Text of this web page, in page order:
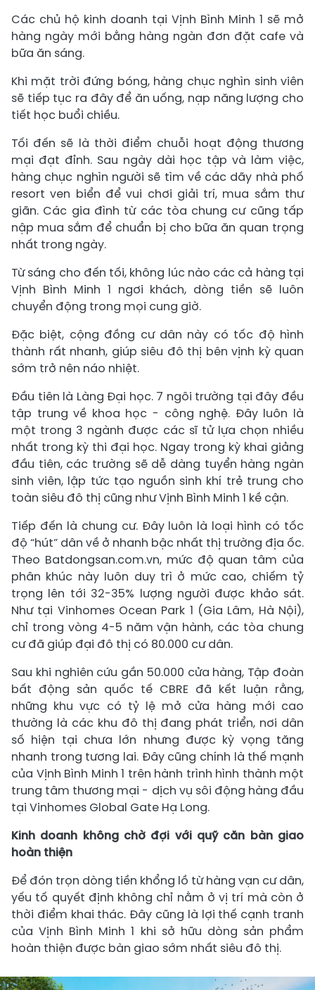
Các chủ hộ kinh doanh tại Vịnh Bình Minh 1 sẽ mở
hàng ngày mới bằng hàng ngàn đơn đặt cafe và
bữa ăn sáng.
Khi mặt trời đứng bóng, hàng chục nghìn sinh viên
sẽ tiếp tục ra đây để ăn uống, nạp năng lượng cho
tiết học buổi chiều.
Tối đến sẽ là thời điểm chuỗi hoạt động thương
mại đạt đỉnh. Sau ngày dài học tập và làm việc,
hàng chục nghìn người sẽ tìm về các dãy nhà phố
resort ven biển để vui chơi giải trí, mua sắm thư
giãn. Các gia đình từ các tòa chung cư cũng tấp
nập mua sắm để chuẩn bị cho bữa ăn quan trọng
nhất trong ngày.
Từ sáng cho đến tối, không lúc nào các cả hàng tại
Vịnh Bình Minh 1 ngơi khách, dòng tiền sẽ luôn
chuyển động trong mọi cung giờ.
Đặc biệt, cộng đồng cư dân này có tốc độ hình
thành rất nhanh, giúp siêu đô thị bên vịnh kỳ quan
sớm trở nên náo nhiệt.
Đầu tiên là Làng Đại học. 7 ngôi trường tại đây đều
tập trung về khoa học - công nghệ. Đây luôn là
một trong 3 ngành được các sĩ tử lựa chọn nhiều
nhất trong kỳ thi đại học. Ngay trong kỳ khai giảng
đầu tiên, các trường sẽ dễ dàng tuyển hàng ngàn
sinh viên, lập tức tạo nguồn sinh khí trẻ trung cho
toàn siêu đô thị cũng như Vịnh Bình Minh 1 kề cận.
Tiếp đến là chung cư. Đây luôn là loại hình có tốc
độ “hút” dân về ở nhanh bậc nhất thị trường địa ốc.
Theo Batdongsan.com.vn, mức độ quan tâm của
phân khúc này luôn duy trì ở mức cao, chiếm tỷ
trọng lên tới 32-35% lượng người được khảo sát.
Như tại Vinhomes Ocean Park 1 (Gia Lâm, Hà Nội),
chỉ trong vòng 4-5 năm vận hành, các tòa chung
cư đã giúp đại đô thị có 80.000 cư dân.
Sau khi nghiên cứu gần 50.000 cửa hàng, Tập đoàn
bất động sản quốc tế CBRE đã kết luận rằng,
những khu vực có tỷ lệ mở cửa hàng mới cao
thường là các khu đô thị đang phát triển, nơi dân
số hiện tại chưa lớn nhưng được kỳ vọng tăng
nhanh trong tương lai. Đây cũng chính là thế mạnh
của Vịnh Bình Minh 1 trên hành trình hình thành một
trung tâm thương mại - dịch vụ sôi động hàng đầu
tại Vinhomes Global Gate Hạ Long.
Kinh doanh không chờ đợi với quỹ căn bàn giao
hoàn thiện
Để đón trọn dòng tiền khổng lồ từ hàng vạn cư dân,
yếu tố quyết định không chỉ nằm ở vị trí mà còn ở
thời điểm khai thác. Đây cũng là lợi thế cạnh tranh
của Vịnh Bình Minh 1 khi sở hữu dòng sản phẩm
hoàn thiện được bàn giao sớm nhất siêu đô thị.